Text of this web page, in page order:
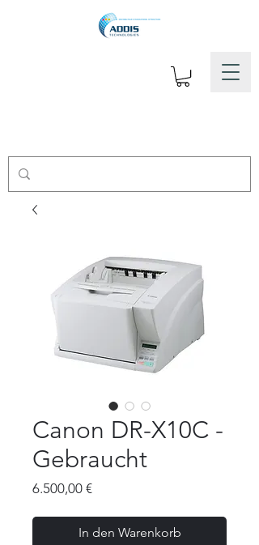
Canon DR-X10C -
Gebraucht
6.500,00 €Preis
In den Warenkorb